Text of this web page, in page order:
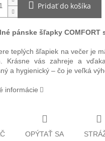
Pridať do košíka
pánske šľapky
teplých šľapiek na večer je
Krásne vás zahreje a
a hygienický – čo je veľká
informácie
OPÝTAŤ SA